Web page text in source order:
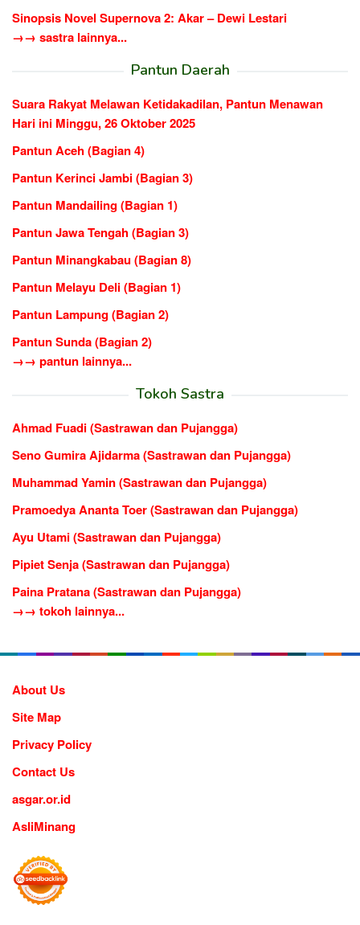
Sinopsis Novel Supernova 2: Akar – Dewi Lestari
→→ sastra lainnya...
Pantun Daerah
Suara Rakyat Melawan Ketidakadilan, Pantun Menawan
Hari ini Minggu, 26 Oktober 2025
Pantun Aceh (Bagian 4)
Pantun Kerinci Jambi (Bagian 3)
Pantun Mandailing (Bagian 1)
Pantun Jawa Tengah (Bagian 3)
Pantun Minangkabau (Bagian 8)
Pantun Melayu Deli (Bagian 1)
Pantun Lampung (Bagian 2)
Pantun Sunda (Bagian 2)
→→ pantun lainnya...
Tokoh Sastra
Ahmad Fuadi (Sastrawan dan Pujangga)
Seno Gumira Ajidarma (Sastrawan dan Pujangga)
Muhammad Yamin (Sastrawan dan Pujangga)
Pramoedya Ananta Toer (Sastrawan dan Pujangga)
Ayu Utami (Sastrawan dan Pujangga)
Pipiet Senja (Sastrawan dan Pujangga)
Paina Pratana (Sastrawan dan Pujangga)
→→ tokoh lainnya...
About Us
Site Map
Privacy Policy
Contact Us
asgar.or.id
AsliMinang